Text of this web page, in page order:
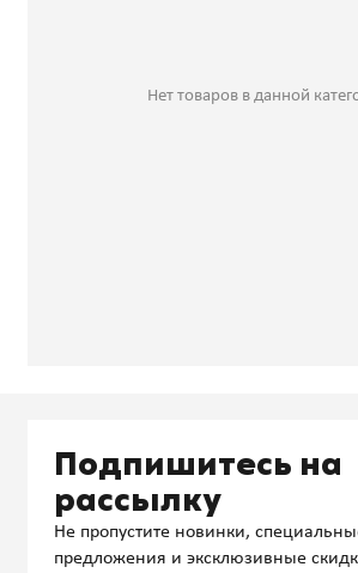
Нет товаров в данной
Подпишитесь на
рассылку
Не пропустите новинки,
предложения и эксклюзивные